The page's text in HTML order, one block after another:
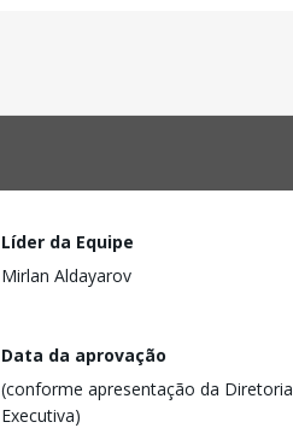
Líder da Equipe
Mirlan Aldayarov
Data da aprovação
(conforme apresentação da Diretoria
Executiva)